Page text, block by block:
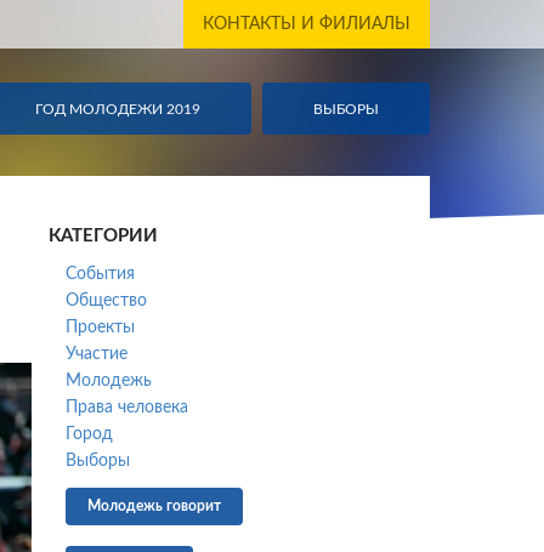
КОНТАКТЫ И ФИЛИАЛЫ
ВЫБОРЫ
ГОД МОЛОДЕЖИ 2019 ГОД МОЛОДЕЖИ 2019
КАТЕГОРИИ
События
Общество
Проекты
Участие
Молодежь
Права человека
Город
Выборы
Молодежь говорит